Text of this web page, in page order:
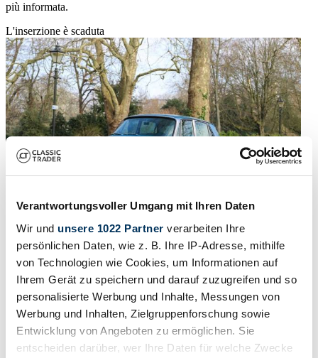
Verantwortungsvoller Umgang mit Ihren Daten
Wir und unsere 1022 Partner verarbeiten Ihre
persönlichen Daten, wie z. B. Ihre IP-Adresse, mithilfe
von Technologien wie Cookies, um Informationen auf
Ihrem Gerät zu speichern und darauf zuzugreifen und so
personalisierte Werbung und Inhalte, Messungen von
Werbung und Inhalten, Zielgruppenforschung sowie
Entwicklung von Angeboten zu ermöglichen. Sie
entscheiden darüber, wer Ihre Daten für welche Zwecke
più informata.
L'inserzione è scaduta
1966 | Rover 2000 TC Prototype
1966 Rover P6B Prototype
61.214 €3 anni fa